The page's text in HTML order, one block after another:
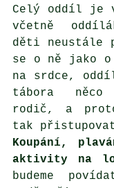
Celý oddíl je
včetně
děti neustále
se o ně jako
na srdce,
tábora
rodič, a
tak
Koupání,
aktivity na
budeme